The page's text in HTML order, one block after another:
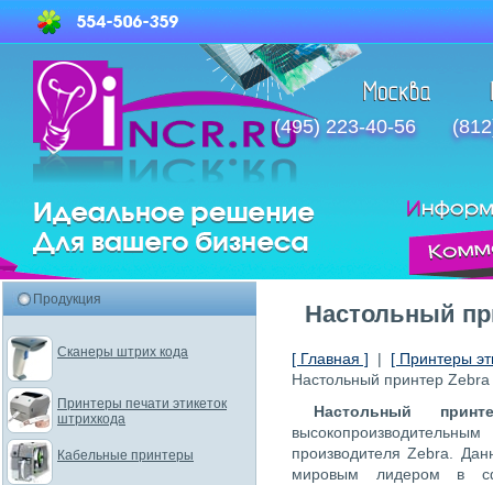
(495) 223-40-56
Настольный
[ Главная ] | [ Принтеры
Настольный принтер
Настольный
производителя Zebra.
мировым лидером в
Продукция
Сканеры штрих кода
Принтеры печати этикеток
штрихкода
Кабельные принтеры